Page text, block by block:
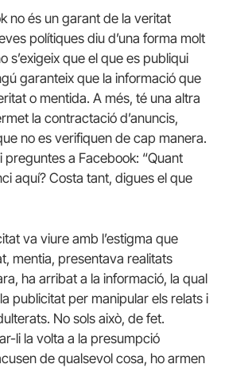
no és un garant de la veritat
polítiques diu d’una forma molt
s’exigeix que el que es publiqui
garanteix que la informació que
o mentida. A més, té una altra
la contractació d’anuncis,
no es verifiquen de cap manera.
preguntes a Facebook: “Quant
aquí? Costa tant, digues el que
va viure amb l’estigma que
mentia, presentava realitats
ha arribat a la informació, la qual
publicitat per manipular els relats i
No sols això, de fet.
li la volta a la presumpció
de qualsevol cosa, ho armen